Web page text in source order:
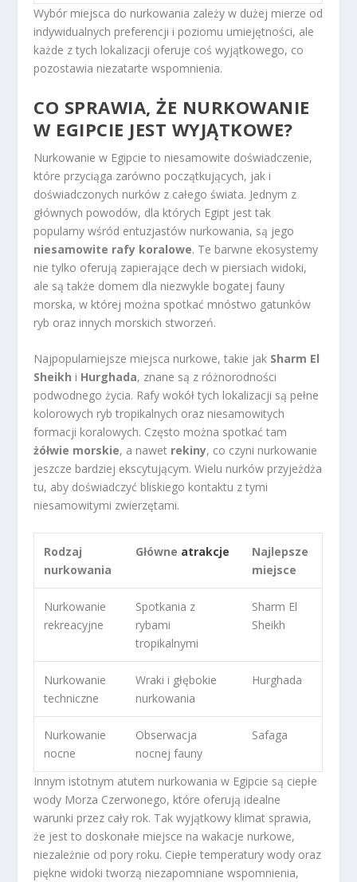
Wybór miejsca do nurkowania zależy w dużej mierze od
indywidualnych preferencji i poziomu umiejętności, ale
każde z tych lokalizacji oferuje coś wyjątkowego, co
pozostawia niezatarte wspomnienia.
CO SPRAWIA, ŻE NURKOWANIE
W EGIPCIE JEST WYJĄTKOWE?
Nurkowanie w Egipcie to niesamowite doświadczenie,
które przyciąga zarówno początkujących, jak i
doświadczonych nurków z całego świata. Jednym z
głównych powodów, dla których Egipt jest tak
popularny wśród entuzjastów nurkowania, są jego
niesamowite rafy koralowe. Te barwne ekosystemy
nie tylko oferują zapierające dech w piersiach widoki,
ale są także domem dla niezwykle bogatej fauny
morska, w której można spotkać mnóstwo gatunków
ryb oraz innych morskich stworzeń.
Najpopularniejsze miejsca nurkowe, takie jak Sharm El
Sheikh i Hurghada, znane są z różnorodności
podwodnego życia. Rafy wokół tych lokalizacji są pełne
kolorowych ryb tropikalnych oraz niesamowitych
formacji koralowych. Często można spotkać tam
żółwie morskie, a nawet rekiny, co czyni nurkowanie
jeszcze bardziej ekscytującym. Wielu nurków przyjeżdża
tu, aby doświadczyć bliskiego kontaktu z tymi
niesamowitymi zwierzętami.
Rodzaj
nurkowania
Główne atrakcje
Najlepsze
miejsce
Nurkowanie
rekreacyjne
Spotkania z
rybami
tropikalnymi
Sharm El
Sheikh
Nurkowanie
techniczne
Wraki i głębokie
nurkowania
Hurghada
Nurkowanie
nocne
Obserwacja
nocnej fauny
Safaga
Innym istotnym atutem nurkowania w Egipcie są ciepłe
wody Morza Czerwonego, które oferują idealne
warunki przez cały rok. Tak wyjątkowy klimat sprawia,
że jest to doskonałe miejsce na wakacje nurkowe,
niezależnie od pory roku. Ciepłe temperatury wody oraz
piękne widoki tworzą niezapomniane wspomnienia,